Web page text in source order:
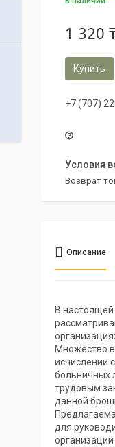
1 320
Купить
+7 (707)
возврат
Описание
В
Множество
исчислении
больничных
трудовым
данной
для